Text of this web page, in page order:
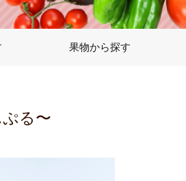
果物から探す
る〜